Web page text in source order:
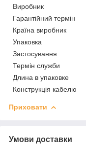
Виробник
Гарантійний термін
Країна виробник
Упаковка
Застосування
Термін служби
Длина в упаковке
Конструкція кабелю
Приховати
Умови доставки